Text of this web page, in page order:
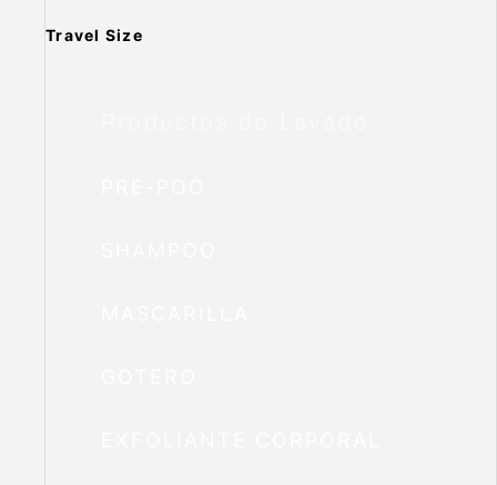
Travel Size